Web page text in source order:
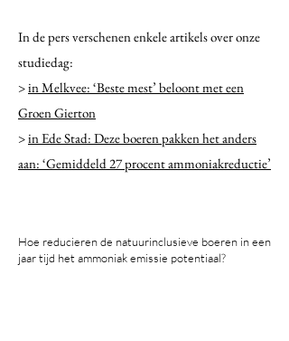
In de pers verschenen enkele artikels over onze
studiedag:
>in Melkvee: ‘Beste mest’ beloont met een
Groen Gierton
>in Ede Stad: Deze boeren pakken het anders
aan: ‘Gemiddeld 27 procent ammoniakreductie’
Hoe reducieren de natuurinclusieve boeren in een
jaar tijd het ammoniak emissie potentiaal?